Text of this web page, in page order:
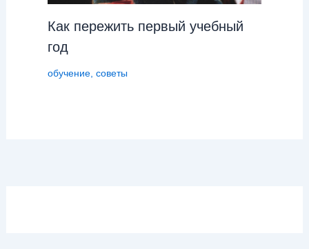
Как пережить первый учебный
год
обучение, советы